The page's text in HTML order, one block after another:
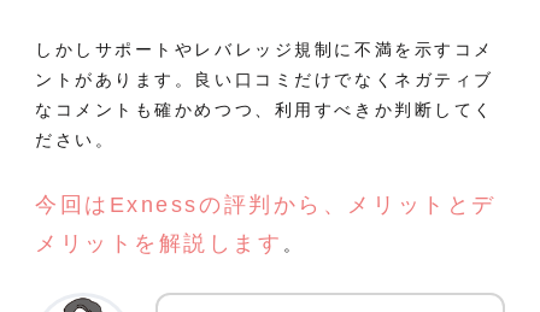
しかしサポートやレバレッジ規制に不満を示すコメ
ントがあります。良い口コミだけでなくネガティブ
なコメントも確かめつつ、利用すべきか判断してく
ださい。
今回はExnessの評判から、メリットとデ
メリットを解説します 。